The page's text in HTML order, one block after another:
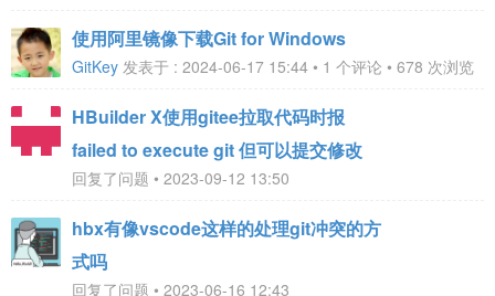
使用阿里镜像下载Git for Windows
GitKey 发表于 : 2024-06-17 15:44 • 1 个评论 • 678 次浏览
HBuilder X使用gitee拉取代码时报
failed to execute git 但可以提交修改
回复了问题 • 2023-09-12 13:50
hbx有像vscode这样的处理git冲突的方
式吗
回复了问题 • 2023-06-16 12:43